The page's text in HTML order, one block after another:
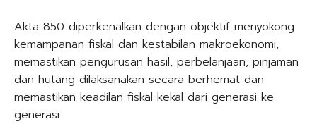
Akta 850 diperkenalkan dengan objektif menyokong
kemampanan fiskal dan kestabilan makroekonomi,
memastikan pengurusan hasil, perbelanjaan, pinjaman
dan hutang dilaksanakan secara berhemat dan
memastikan keadilan fiskal kekal dari generasi ke
generasi.